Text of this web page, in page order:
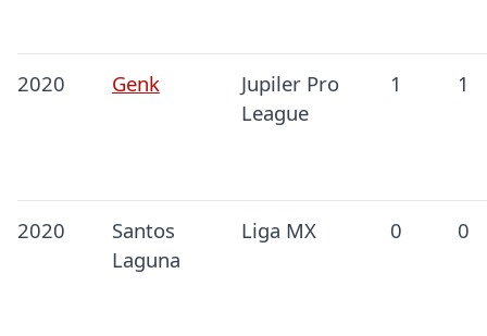
2020 Genk
Jupiler Pro
League
1 1
2020
Santos
Laguna
Liga MX 0 0